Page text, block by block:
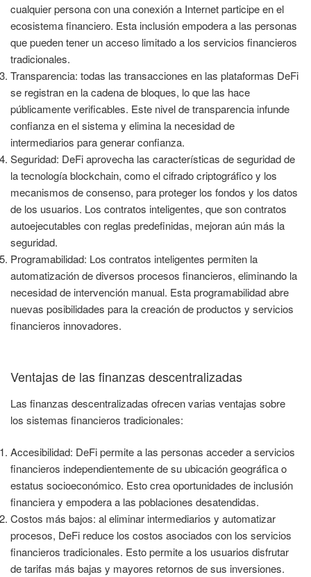
cualquier persona con una conexión a Internet participe en el
ecosistema financiero. Esta inclusión empodera a las personas
que pueden tener un acceso limitado a los servicios financieros
tradicionales.
Transparencia: todas las transacciones en las plataformas DeFi
se registran en la cadena de bloques, lo que las hace
públicamente verificables. Este nivel de transparencia infunde
confianza en el sistema y elimina la necesidad de
intermediarios para generar confianza.
Seguridad: DeFi aprovecha las características de seguridad de
la tecnología blockchain, como el cifrado criptográfico y los
mecanismos de consenso, para proteger los fondos y los datos
de los usuarios. Los contratos inteligentes, que son contratos
autoejecutables con reglas predefinidas, mejoran aún más la
seguridad.
Programabilidad: Los contratos inteligentes permiten la
automatización de diversos procesos financieros, eliminando la
necesidad de intervención manual. Esta programabilidad abre
nuevas posibilidades para la creación de productos y servicios
financieros innovadores.
Ventajas de las finanzas descentralizadas
Las finanzas descentralizadas ofrecen varias ventajas sobre
los sistemas financieros tradicionales:
Accesibilidad: DeFi permite a las personas acceder a servicios
financieros independientemente de su ubicación geográfica o
estatus socioeconómico. Esto crea oportunidades de inclusión
financiera y empodera a las poblaciones desatendidas.
Costos más bajos: al eliminar intermediarios y automatizar
procesos, DeFi reduce los costos asociados con los servicios
financieros tradicionales. Esto permite a los usuarios disfrutar
de tarifas más bajas y mayores retornos de sus inversiones.